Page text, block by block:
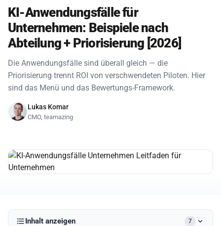
KI-Anwendungsfälle für
Unternehmen: Beispiele nach
Abteilung + Priorisierung [2026]
Die Anwendungsfälle sind überall gleich — die
Priorisierung trennt ROI von verschwendeten Piloten. Hier
sind das Menü und das Bewertungs-Framework.
Lukas Komar
CMO, teamazing
Inhalt anzeigen 7